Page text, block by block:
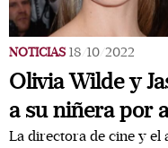
NOTICIAS 18/10/2022
Olivia Wilde y
a su niñera por
La directora de cine y el